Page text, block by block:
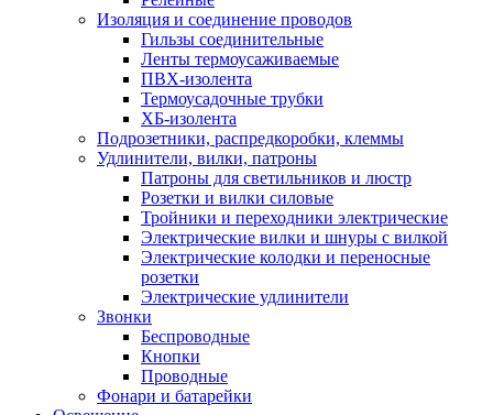
Изоляция и соединение проводов
Гильзы соединительные
Ленты термоусаживаемые
ПВХ-изолента
Термоусадочные трубки
ХБ-изолента
Подрозетники, распредкоробки, клеммы
Удлинители, вилки, патроны
Патроны для светильников и люстр
Розетки и вилки силовые
Тройники и переходники электрические
Электрические вилки и шнуры с вилкой
Электрические колодки и переносные
розетки
Электрические удлинители
Звонки
Беспроводные
Кнопки
Проводные
Фонари и батарейки